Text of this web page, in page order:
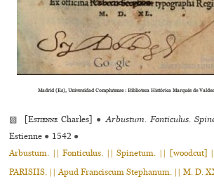
Madrid (Es), Universidad Complutense : Biblioteca Histórica Marqués de
▨ [Estienne Charles] ● Arbustum. Fonticulus.
Estienne ● 1542 ●
Arbustum. || Fonticulus. || Spinetum. || [woodcut]
PARISIIS. || Apud Franciscum Stephanum. || M. D.